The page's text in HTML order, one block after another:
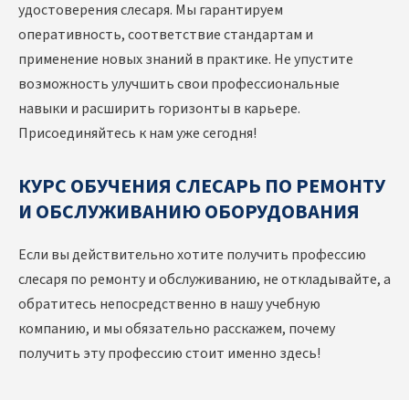
удостоверения слесаря. Мы гарантируем
оперативность, соответствие стандартам и
применение новых знаний в практике. Не упустите
возможность улучшить свои профессиональные
навыки и расширить горизонты в карьере.
Присоединяйтесь к нам уже сегодня!
КУРС ОБУЧЕНИЯ СЛЕСАРЬ ПО РЕМОНТУ
И ОБСЛУЖИВАНИЮ ОБОРУДОВАНИЯ
Если вы действительно хотите получить профессию
слесаря по ремонту и обслуживанию, не откладывайте, а
обратитесь непосредственно в нашу учебную
компанию, и мы обязательно расскажем, почему
получить эту профессию стоит именно здесь!